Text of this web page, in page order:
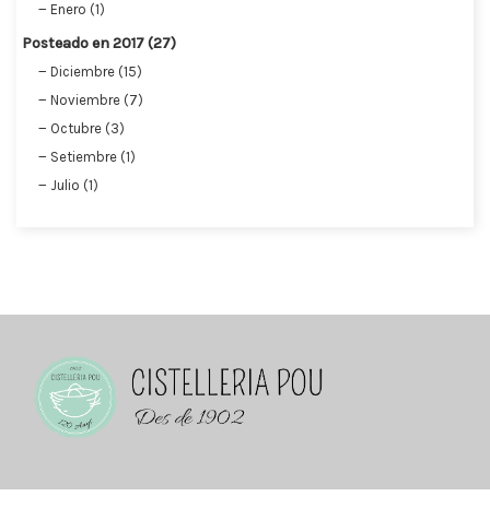
Enero (1)
Posteado en 2017 (27)
Diciembre (15)
Noviembre (7)
Octubre (3)
Setiembre (1)
Julio (1)